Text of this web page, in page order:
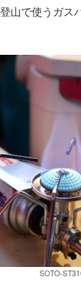
山で使うガス
SOTO-